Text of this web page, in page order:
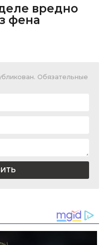
вредно
фена
Обязательные